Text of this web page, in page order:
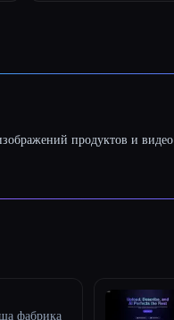
продуктов и видео
фабрика